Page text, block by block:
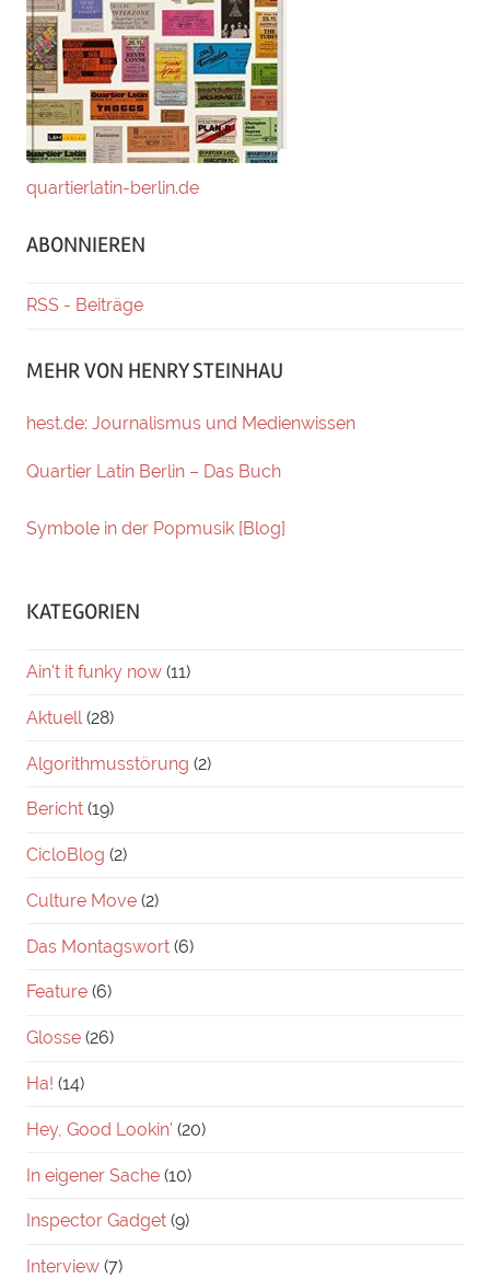
quartierlatin-berlin.de
ABONNIEREN
RSS - Beiträge
MEHR VON HENRY STEINHAU
hest.de: Journalismus und Medienwissen
Quartier Latin Berlin – Das Buch
Symbole in der Popmusik [Blog]
KATEGORIEN
Ain't it funky now (11)
Aktuell (28)
Algorithmusstörung (2)
Bericht (19)
CicloBlog (2)
Culture Move (2)
Das Montagswort (6)
Feature (6)
Glosse (26)
Ha! (14)
Hey, Good Lookin' (20)
In eigener Sache (10)
Inspector Gadget (9)
Interview (7)